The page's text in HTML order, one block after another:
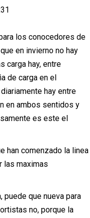
los conocedores de
en invierno no hay
carga hay, entre
de carga en el
hay entre
en ambos sentidos y
es este el
han comenzado la linea
las maximas
puede que nueva para
no, porque la